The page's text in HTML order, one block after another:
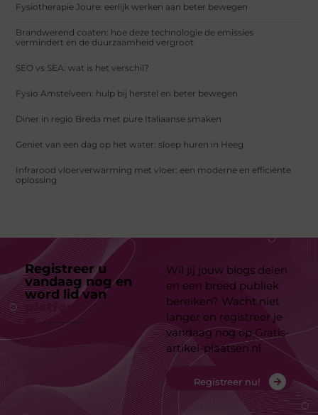
Fysiotherapie Joure: eerlijk werken aan beter bewegen
Brandwerend coaten: hoe deze technologie de emissies
vermindert en de duurzaamheid vergroot
SEO vs SEA: wat is het verschil?
Fysio Amstelveen: hulp bij herstel en beter bewegen
Diner in regio Breda met pure Italiaanse smaken
Geniet van een dag op het water: sloep huren in Heeg
Infrarood vloerverwarming met vloer: een moderne en efficiënte
oplossing
Registreer u
vandaag nog en
word lid van
platform
Wil jij jouw blogs delen
en een breed publiek
bereiken? Wacht niet
langer en registreer je
vandaag nog op Gratis-
artikel-plaatsen.nl
Registreer nu!